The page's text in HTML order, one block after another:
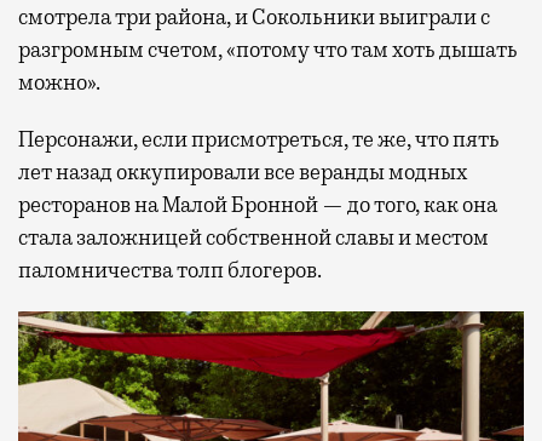
смотрела три района, и Сокольники выиграли с
разгромным счетом, «потому что там хоть дышать
можно».
Персонажи, если присмотреться, те же, что пять
лет назад оккупировали все веранды модных
ресторанов на Малой Бронной — до того, как она
стала заложницей собственной славы и местом
паломничества толп блогеров.